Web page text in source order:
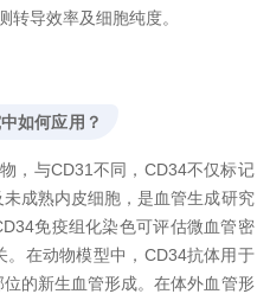
转导效率及细胞纯度。
如何应用？
，与CD31不同，CD34不仅标记
成熟内皮细胞，是血管生成研究
免疫组化染色可评估微血管密
。在动物模型中，CD34抗体用于
的新生血管形成。在体外血管形